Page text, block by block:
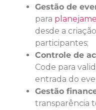
Gestão de
para
desde a
participantes;
Controle de
Code para
entrada do
Gestão
transparência